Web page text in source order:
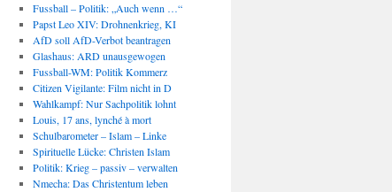
Fussball – Politik: „Auch wenn …“
Papst Leo XIV: Drohnenkrieg, KI
AfD soll AfD-Verbot beantragen
Glashaus: ARD unausgewogen
Fussball-WM: Politik Kommerz
Citizen Vigilante: Film nicht in D
Wahlkampf: Nur Sachpolitik lohnt
Louis, 17 ans, lynché à mort
Schulbarometer – Islam – Linke
Spirituelle Lücke: Christen Islam
Politik: Krieg – passiv – verwalten
Nmecha: Das Christentum leben